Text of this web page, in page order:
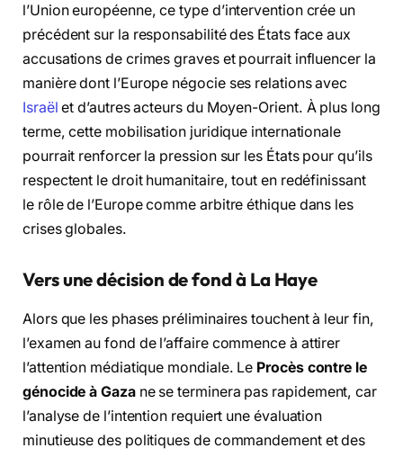
l’Union européenne, ce type d’intervention crée un
précédent sur la responsabilité des États face aux
accusations de crimes graves et pourrait influencer la
manière dont l’Europe négocie ses relations avec
Israël et d’autres acteurs du Moyen-Orient. À plus long
terme, cette mobilisation juridique internationale
pourrait renforcer la pression sur les États pour qu’ils
respectent le droit humanitaire, tout en redéfinissant
le rôle de l’Europe comme arbitre éthique dans les
crises globales.
Vers une décision de fond à La Haye
Alors que les phases préliminaires touchent à leur fin,
l’examen au fond de l’affaire commence à attirer
l’attention médiatique mondiale. Le Procès contre le
génocide à Gazane se terminera pas rapidement, car
l’analyse de l’intention requiert une évaluation
minutieuse des politiques de commandement et des